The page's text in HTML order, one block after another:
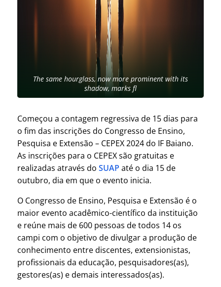
The same hourglass, now more prominent with its
shadow, marks fl
Começou a contagem regressiva de 15 dias para
o fim das inscrições do Congresso de Ensino,
Pesquisa e Extensão – CEPEX 2024 do IF Baiano.
As inscrições para o CEPEX são gratuitas e
realizadas através do SUAP até o dia 15 de
outubro, dia em que o evento inicia.
O Congresso de Ensino, Pesquisa e Extensão é o
maior evento acadêmico-científico da instituição
e reúne mais de 600 pessoas de todos 14 os
campi com o objetivo de divulgar a produção de
conhecimento entre discentes, extensionistas,
profissionais da educação, pesquisadores(as),
gestores(as) e demais interessados(as).